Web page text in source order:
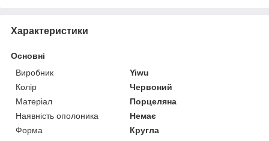
Характеристики
Основні
Виробник
Yiwu
Колір
Червоний
Матеріал
Порцеляна
Наявність ополоника
Немає
Форма
Кругла